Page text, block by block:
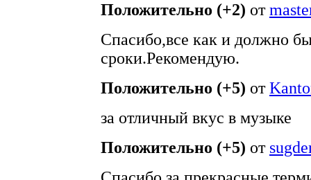
Положительно (+2) от
Спасибо,все как и должно
сроки.Рекомендую.
Положительно (+5) от
за отличный вкус в музыке
Положительно (+5) от